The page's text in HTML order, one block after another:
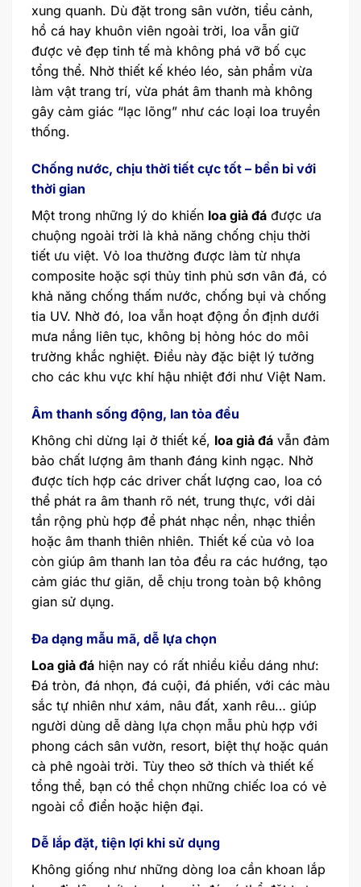
xung quanh. Dù đặt trong sân vườn, tiểu cảnh,
hồ cá hay khuôn viên ngoài trời, loa vẫn giữ
được vẻ đẹp tinh tế mà không phá vỡ bố cục
tổng thể. Nhờ thiết kế khéo léo, sản phẩm vừa
làm vật trang trí, vừa phát âm thanh mà không
gây cảm giác “lạc lõng” như các loại loa truyền
thống.
Chống nước, chịu thời tiết cực tốt – bền bỉ với
thời gian
Một trong những lý do khiến loa giả đá được ưa
chuộng ngoài trời là khả năng chống chịu thời
tiết ưu việt. Vỏ loa thường được làm từ nhựa
composite hoặc sợi thủy tinh phủ sơn vân đá, có
khả năng chống thấm nước, chống bụi và chống
tia UV. Nhờ đó, loa vẫn hoạt động ổn định dưới
mưa nắng liên tục, không bị hỏng hóc do môi
trường khắc nghiệt. Điều này đặc biệt lý tưởng
cho các khu vực khí hậu nhiệt đới như Việt Nam.
Âm thanh sống động, lan tỏa đều
Không chỉ dừng lại ở thiết kế, loa giả đá vẫn đảm
bảo chất lượng âm thanh đáng kinh ngạc. Nhờ
được tích hợp các driver chất lượng cao, loa có
thể phát ra âm thanh rõ nét, trung thực, với dải
tần rộng phù hợp để phát nhạc nền, nhạc thiền
hoặc âm thanh thiên nhiên. Thiết kế của vỏ loa
còn giúp âm thanh lan tỏa đều ra các hướng, tạo
cảm giác thư giãn, dễ chịu trong toàn bộ không
gian sử dụng.
Đa dạng mẫu mã, dễ lựa chọn
Loa giả đá hiện nay có rất nhiều kiểu dáng như:
Đá tròn, đá nhọn, đá cuội, đá phiến, với các màu
sắc tự nhiên như xám, nâu đất, xanh rêu… giúp
người dùng dễ dàng lựa chọn mẫu phù hợp với
phong cách sân vườn, resort, biệt thự hoặc quán
cà phê ngoài trời. Tùy theo sở thích và thiết kế
tổng thể, bạn có thể chọn những chiếc loa có vẻ
ngoài cổ điển hoặc hiện đại.
Dễ lắp đặt, tiện lợi khi sử dụng
Không giống như những dòng loa cần khoan lắp